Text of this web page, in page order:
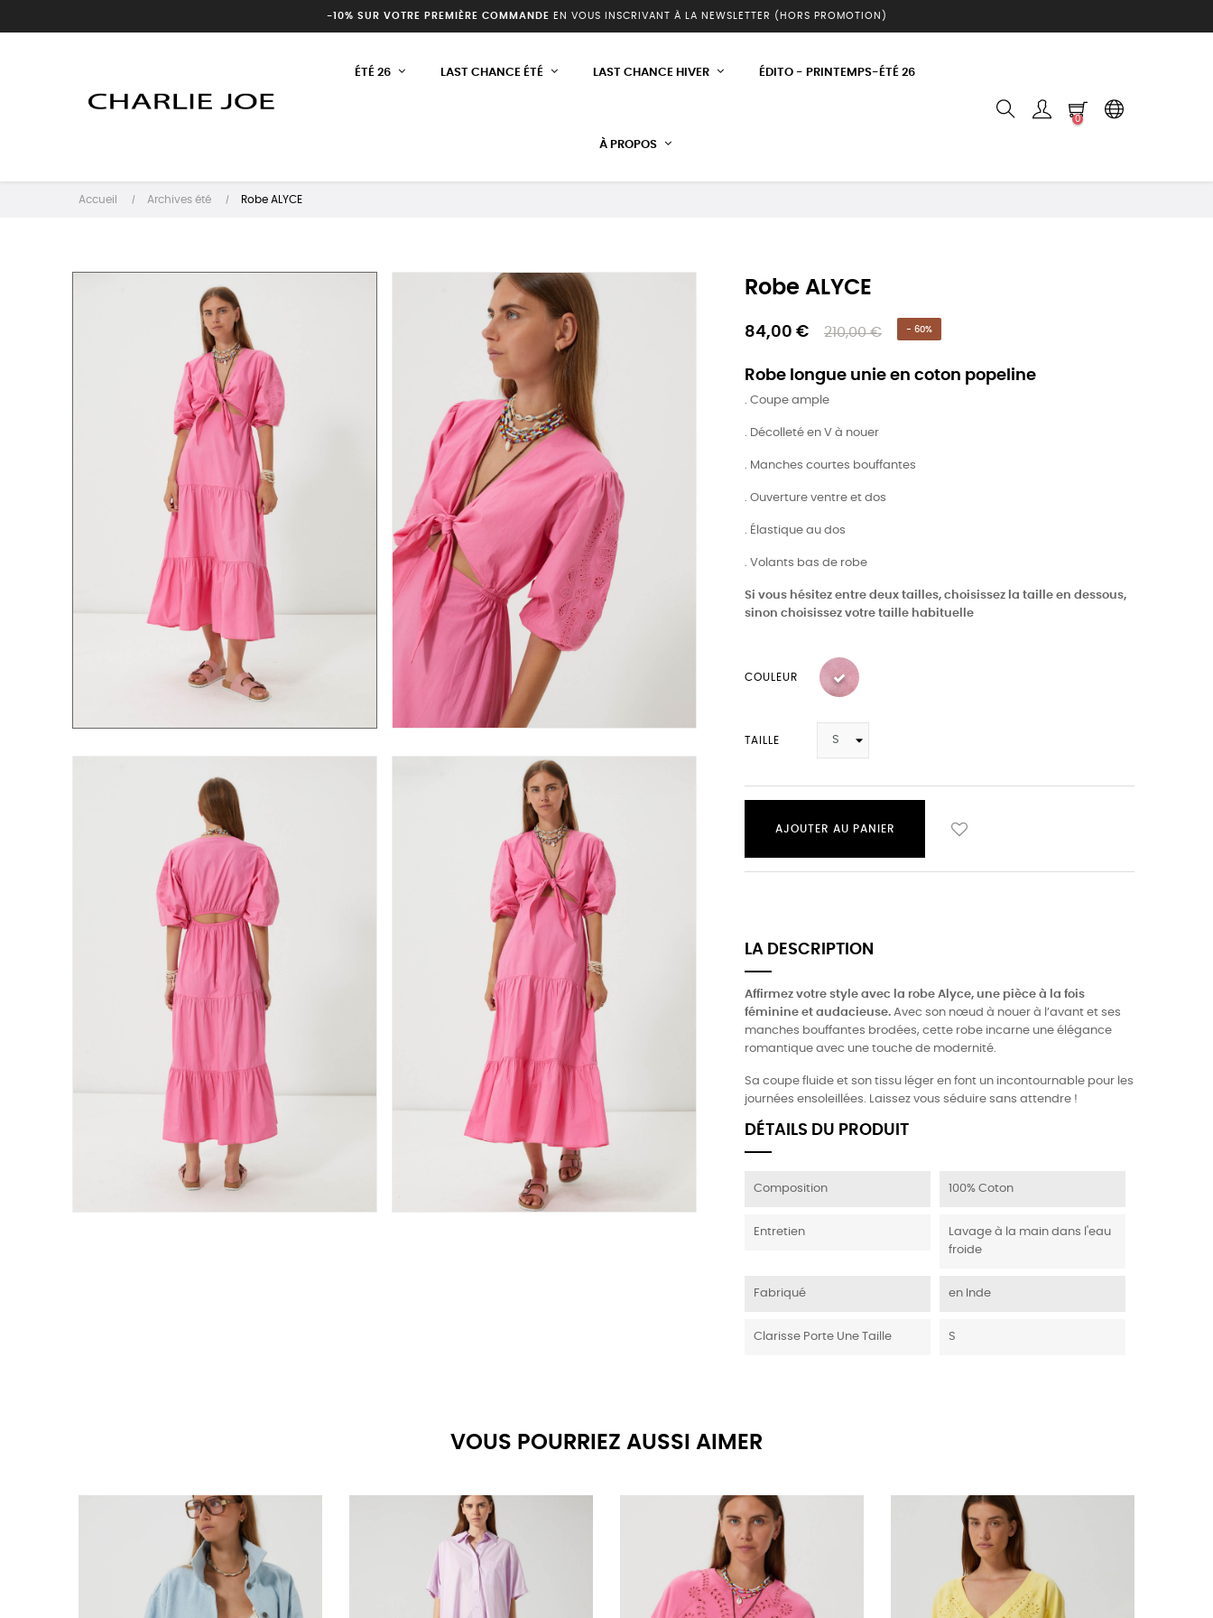
-10% SUR VOTRE PREMIÈRE COMMANDE EN VOUS INSCRIVANT À LA NEWSLETTER (HORS PROMOTION)
ÉTÉ 26 LAST CHANCE ÉTÉ LAST CHANCE HIVER ÉDITO - PRINTEMPS-ÉTÉ 26
À PROPOS
0
Accueil Archives été Robe ALYCE
Robe ALYCE
84,00 € 210,00 € - 60%
Robe longue unie en coton popeline
. Coupe ample
. Décolleté en V à nouer
. Manches courtes bouffantes
. Ouverture ventre et dos
. Élastique au dos
. Volants bas de robe
Si vous hésitez entre deux tailles, choisissez la taille en dessous,
sinon choisissez votre taille habituelle
COULEUR
TAILLE
AJOUTER AU PANIER
LA DESCRIPTION
Affirmez votre style avec la robe Alyce, une pièce à la fois
féminine et audacieuse. Avec son nœud à nouer à l’avant et ses
manches bouffantes brodées, cette robe incarne une élégance
romantique avec une touche de modernité.
Sa coupe fluide et son tissu léger en font un incontournable pour les
journées ensoleillées. Laissez vous séduire sans attendre !
DÉTAILS DU PRODUIT
Composition 100% Coton
Entretien
Lavage à la main dans l'eau
froide
Fabriqué en Inde
Clarisse Porte Une Taille S
VOUS POURRIEZ AUSSI AIMER